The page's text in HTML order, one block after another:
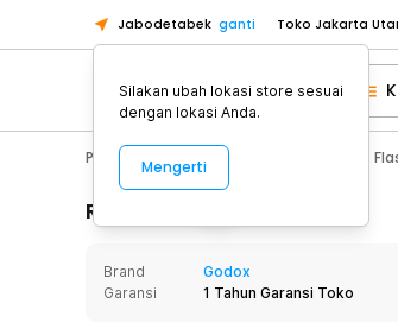
Jabodetabek ganti Toko Jakarta
Toko Tangerang
Toko Cikupa
Pick n Go
Pick n Go Bekasi
Photography Aksesoris Kamera
Rincian Produk
Brand
Godox
Garansi
1 Tahun Garansi Toko
Silakan ubah lokasi store sesuai
dengan lokasi Anda.
Mengerti